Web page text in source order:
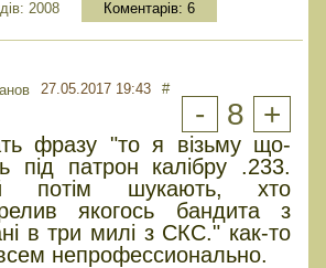
2008 Коментарів: 6
27.05.2017 19:43 #
- 8 +
фразу "то я візьму що-
під патрон калібру .233.
потім шукають, хто
якогось бандита з
в три милі з СКС." как-то
непрофессионально.